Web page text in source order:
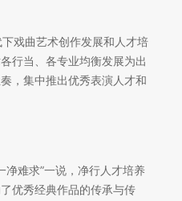
戏曲艺术创作发展和人才培
行当、各专业均衡发展为出
，集中推出优秀表演人才和
净难求”一说，净行人才培养
优秀经典作品的传承与传